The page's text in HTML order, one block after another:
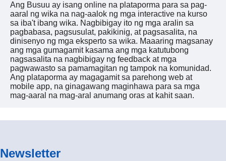
Ang Busuu ay isang online na plataporma para sa pag-
aaral ng wika na nag-aalok ng mga interactive na kurso
sa iba't ibang wika. Nagbibigay ito ng mga aralin sa
pagbabasa, pagsusulat, pakikinig, at pagsasalita, na
dinisenyo ng mga eksperto sa wika. Maaaring magsanay
ang mga gumagamit kasama ang mga katutubong
nagsasalita na nagbibigay ng feedback at mga
pagwawasto sa pamamagitan ng tampok na komunidad.
Ang plataporma ay magagamit sa parehong web at
mobile app, na ginagawang maginhawa para sa mga
mag-aaral na mag-aral anumang oras at kahit saan.
Newsletter